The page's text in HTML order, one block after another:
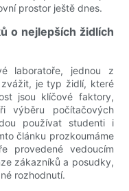
prostor ještě dnes.
o nejlepších židlích
laboratoře, jednou z
je typ židlí, které
jsou klíčové faktory,
počítačových
používat studenti i
článku prozkoumáme
provedené vedoucím
zákazníků a posudky,
rozhodnutí.